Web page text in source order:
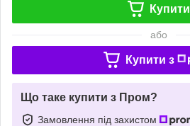
Купити
або
Купити з
Що таке купити з Пром?
Замовлення під захистом